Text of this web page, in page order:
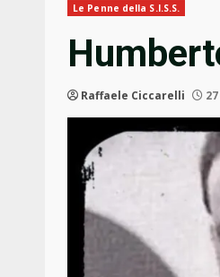
Le Penne della S.I.S.S.
Raffaele Ciccarelli